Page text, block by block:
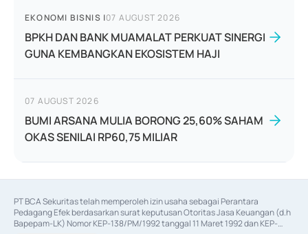
EKONOMI BISNIS |07 AUGUST 2026
BPKH DAN BANK MUAMALAT PERKUAT SINERGI
GUNA KEMBANGKAN EKOSISTEM HAJI
07 AUGUST 2026
BUMI ARSANA MULIA BORONG 25,60% SAHAM
OKAS SENILAI RP60,75 MILIAR
PT BCA Sekuritas telah memperoleh izin usaha sebagai Perantara
Pedagang Efek berdasarkan surat keputusan Otoritas Jasa Keuangan (d.h
Bapepam-LK) Nomor KEP-138/PM/1992 tanggal 11 Maret 1992 dan KEP-